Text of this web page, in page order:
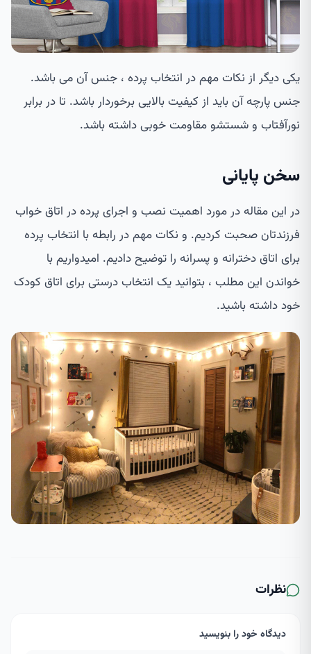
یکی دیگر از نکات مهم در انتخاب پرده ، جنس آن می باشد.
جنس پارچه آن باید از کیفیت بالایی برخوردار باشد. تا در برابر
نورآفتاب و شستشو مقاومت خوبی داشته باشد.
سخن پایانی
در این مقاله در مورد اهمیت نصب و اجرای پرده در اتاق خواب
فرزندتان صحبت کردیم. و نکات مهم در رابطه با انتخاب پرده
برای اتاق دخترانه و پسرانه را توضیح دادیم. امیدواریم با
خواندن این مطلب ، بتوانید یک انتخاب درستی برای اتاق کودک
خود داشته باشید.
نظرات
دیدگاه خود را بنویسید